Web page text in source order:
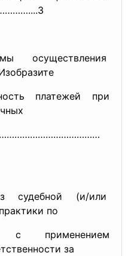
осуществления
платежей при
судебной (и/или
по
с применением
за